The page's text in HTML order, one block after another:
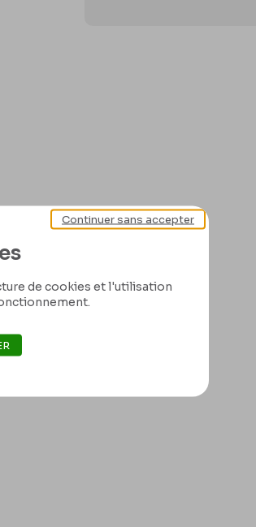
de cookies et l'utilisation
Continuer sans accepter